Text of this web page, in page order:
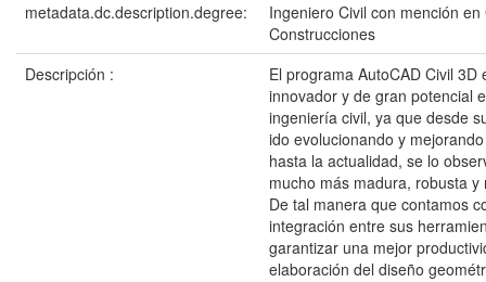
metadata.dc.description.degree:
Ingeniero Civil con mención
Construcciones
Descripción :
El programa AutoCAD Civil 3D
innovador y de gran potencial
ingeniería civil, ya que desde
ido evolucionando y
hasta la actualidad, se lo
mucho más madura, robusta y
De tal manera que contamos
integración entre sus
garantizar una mejor
elaboración del diseño